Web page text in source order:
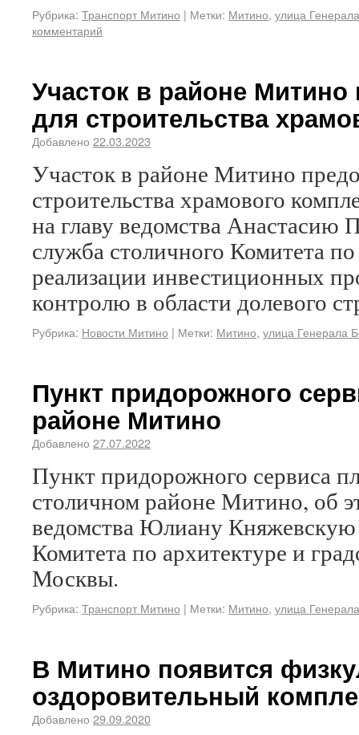
Рубрика: Транспорт Митино | Метки: Митино, улица
комментарий
Участок в районе
для строительства
Добавлено 22.03.2023
Участок в районе Митино
строительства храмового
на главу ведомства Анастасию
служба столичного Комитета
реализации инвестиционных
контролю в области долевого
Рубрика: Новости Митино | Метки: Митино, улица Генерала
Пункт придорожного
районе Митино
Добавлено 27.07.2022
Пункт придорожного сервиса
столичном районе Митино, об
ведомства Юлиану
Комитета по архитектуре и
Москвы.
Рубрика: Транспорт Митино | Метки: Митино, улица
В Митино появится
оздоровительный
Добавлено 29.09.2020